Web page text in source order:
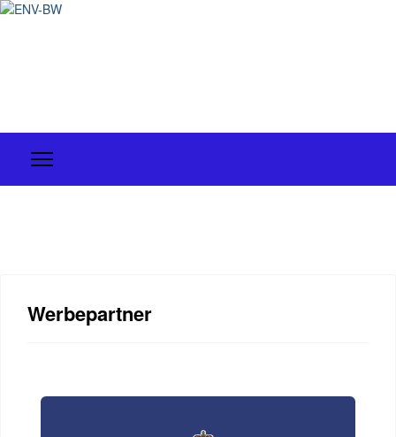
Werbepartner